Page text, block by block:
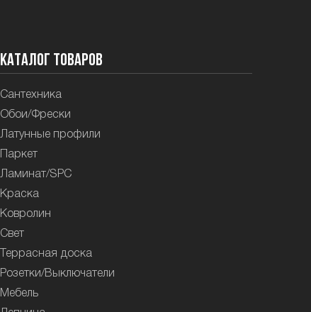
Каталог товаров
Сантехника
Обои/Фрески
Латунные профили
Паркет
Ламинат/SPC
Краска
Ковролин
Свет
Террасная доска
Розетки/Выключатели
Мебель